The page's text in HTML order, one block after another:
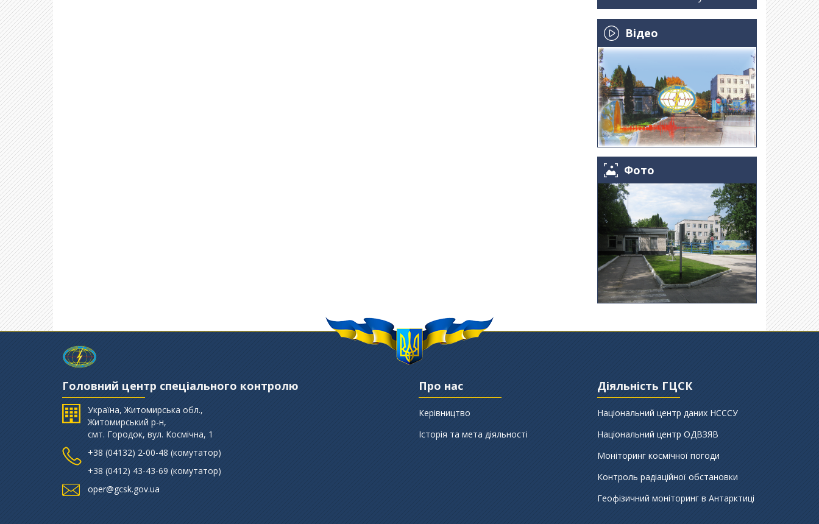
Відео
Фото
Головний центр спеціального контролю
Україна, Житомирська обл.,
Житомирський р-н,
смт. Городок, вул. Космічна, 1
+38 (‎04132) 2-00-48 (комутатор)
+38 (0412) 43-43-69 (комутатор)
oper@gcsk.gov.ua
Про нас
Керівництво
Історія та мета діяльності
Діяльність ГЦСК
Національний центр даних НСССУ
Національний центр ОДВЗЯВ
Моніторинг космічної погоди
Контроль радіаційної обстановки
Геофізичний моніторинг в Антарктиці